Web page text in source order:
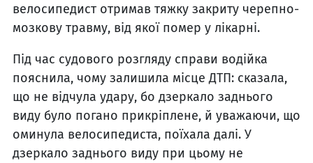
велосипедист отримав тяжку закриту черепно-
мозкову травму, від якої помер у лікарні.
Під час судового розгляду справи водійка
пояснила, чому залишила місце ДТП: сказала,
що не відчула удару, бо дзеркало заднього
виду було погано прикріплене, й уважаючи, що
оминула велосипедиста, поїхала далі. У
дзеркало заднього виду при цьому не